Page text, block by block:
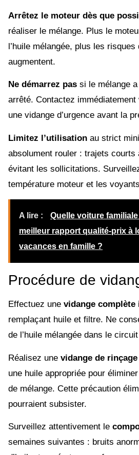
Arrêtez le moteur dès que
réaliser le mélange. Plus le
l’huile mélangée, plus les risques
augmentent.
Ne démarrez pas si le mélange
arrêté. Contactez
une vidange d’urgence avant la
Limitez l’utilisation au strict
absolument rouler : trajets courts
évitant les sollicitations.
température moteur et les
A lire :
Quelle voiture
meilleur rapport qualité-prix à
vacances en famille ?
Procédure de
Effectuez une vidange complète
remplaçant huile et filtre. Ne
de l’huile mélangée dans le
Réalisez une vidange de rinçage
une huile appropriée pour
de mélange. Cette précaution
pourraient subsister.
Surveillez attentivement le
semaines suivantes : bruits